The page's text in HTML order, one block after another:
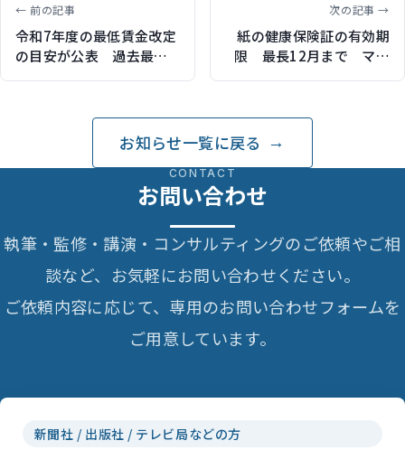
← 前の記事
令和7年度の最低賃金改定
の目安が公表 過去最高
次の記事 →
紙の健康保険証の有効期
限 最長12月まで マイ
お知らせ一覧に戻る
CONTACT
お問い合わせ
執筆・監修・講演・コンサルティングのご依頼やご相
談など、お気軽にお問い合わせください。
ご依頼内容に応じて、専用のお問い合わせフォームを
ご用意しています。
新聞社 / 出版社 / テレビ局などの方